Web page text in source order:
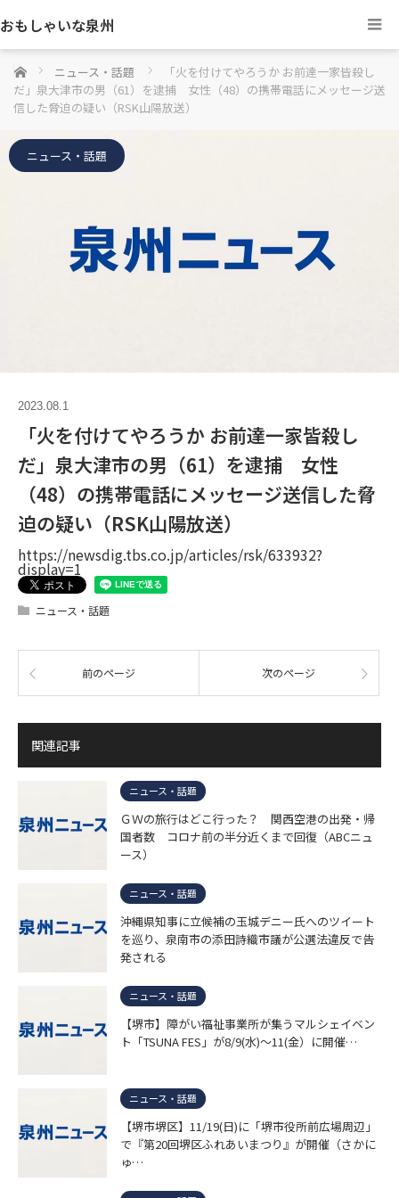
おもしゃいな泉州
ホーム ニュース・話題
「火を付けてやろうか お前達一家皆殺し
だ」泉大津市の男（61）を逮捕 女性（48）の携帯電話にメッセージ送
信した脅迫の疑い（RSK山陽放送）
ニュース・話題
2023.08.1
「火を付けてやろうか お前達一家皆殺し
だ」泉大津市の男（61）を逮捕 女性
（48）の携帯電話にメッセージ送信した脅
迫の疑い（RSK山陽放送）
https://newsdig.tbs.co.jp/articles/rsk/633932?
display=1
ニュース・話題
前のページ 次のページ
関連記事
ニュース・話題
ＧＷの旅行はどこ行った？ 関西空港の出発・帰
国者数 コロナ前の半分近くまで回復（ABCニュ
ース）
ニュース・話題
沖縄県知事に立候補の玉城デニー氏へのツイート
を巡り、泉南市の添田詩織市議が公選法違反で告
発される
ニュース・話題
【堺市】障がい福祉事業所が集うマルシェイベン
ト「TSUNA FES」が8/9(水)～11(金）に開催…
ニュース・話題
【堺市堺区】11/19(日)に「堺市役所前広場周辺」
で『第20回堺区ふれあいまつり』が開催（さかに
ゅ…